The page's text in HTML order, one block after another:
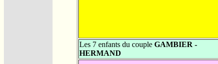
Les 7 enfants du couple GAMBIER -
HERMAND